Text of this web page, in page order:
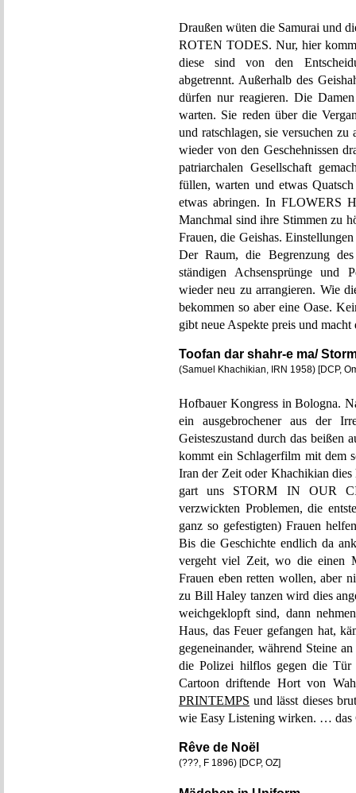
Draußen wüten die Samurai und
ROTEN TODES. Nur, hier
diese sind von den
abgetrennt. Außerhalb des
dürfen nur reagieren. Die
warten. Sie reden über die
und ratschlagen, sie versuchen
wieder von den Geschehnissen
patriarchalen Gesellschaft
füllen, warten und etwas
etwas abringen. In FLOWERS
Manchmal sind ihre Stimmen zu
Frauen, die Geishas.
Der Raum, die Begrenzung
ständigen Achsensprünge und
wieder neu zu arrangieren. Wie
bekommen so aber eine Oase.
gibt neue Aspekte preis und
Toofan dar shahr-e ma/
(Samuel Khachikian, IRN 1958) [DCP,
Hofbauer Kongress in Bologna.
ein ausgebrochener aus der
Geisteszustand durch das beißen
kommt ein Schlagerfilm mit dem
Iran der Zeit oder Khachikian
gart uns STORM IN OUR
verzwickten Problemen, die
ganz so gefestigten) Frauen
Bis die Geschichte endlich da
vergeht viel Zeit, wo die einen
Frauen eben retten wollen, aber
zu Bill Haley tanzen wird dies
weichgeklopft sind, dann
Haus, das Feuer gefangen hat,
gegeneinander, während Steine
die Polizei hilflos gegen die Tür
Cartoon driftende Hort von
PRINTEMPS und lässt dieses
wie Easy Listening wirken. … das
Rêve de Noël
(???, F 1896) [DCP, OZ]